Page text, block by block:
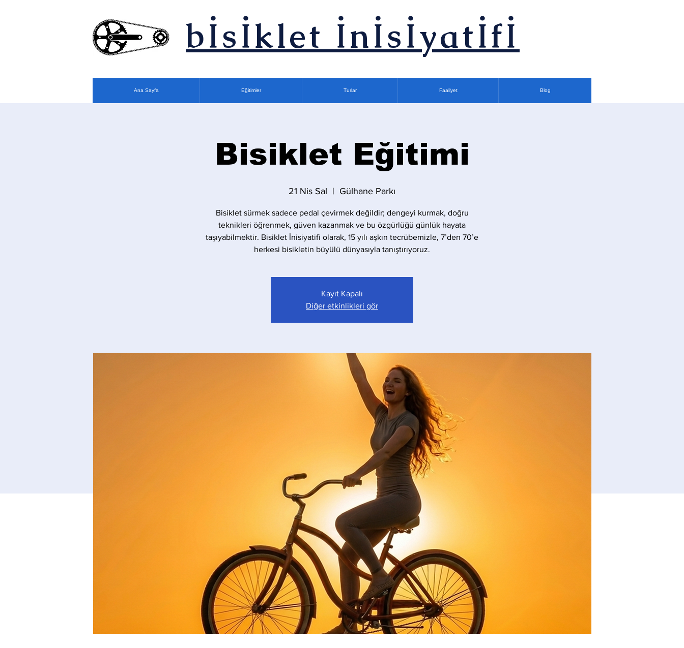
bİsİklet İnİsİyatİfİ
Ana Sayfa Eğitimler Turlar Faaliyet Blog
Bisiklet Eğitimi
21 Nis Sal
  |
Gülhane Parkı
Bisiklet sürmek sadece pedal çevirmek değildir; dengeyi kurmak, doğru
teknikleri öğrenmek, güven kazanmak ve bu özgürlüğü günlük hayata
taşıyabilmektir. Bisiklet İnisiyatifi olarak, 15 yılı aşkın tecrübemizle, 7’den 70’e
herkesi bisikletin büyülü dünyasıyla tanıştırıyoruz.
Kayıt Kapalı
Diğer etkinlikleri gör